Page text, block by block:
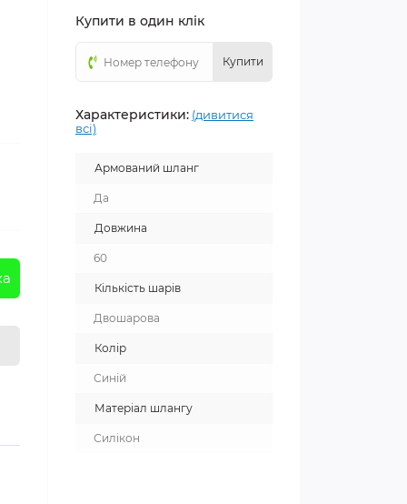
Купити в один клік
Купити
Характеристики: (дивитися
всі)
Армований шланг
Да
Довжина
60
Кількість шарів
Двошарова
Колір
Синій
Матеріал шлангу
Силікон